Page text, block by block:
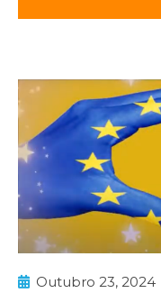
Outubro 23, 2024